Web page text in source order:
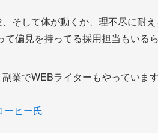
、そして体が動くか、理不尽に耐
て偏見を持ってる採用担当もいるら
副業でWEBライターもやってい
ーヒー氏